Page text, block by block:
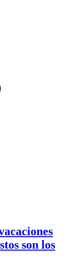
son los